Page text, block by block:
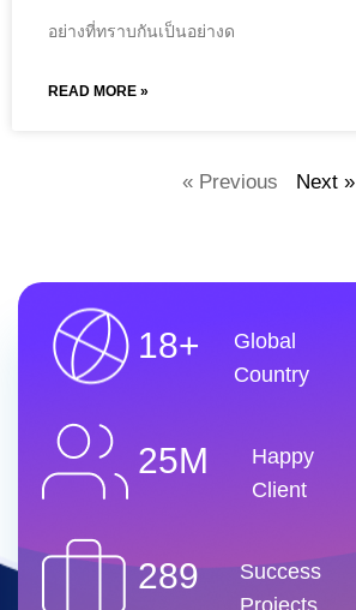
อย่างที่ทราบกันเป็นอย่างด
READ MORE »
« Previous Next »
18+
Global
Country
25M
Happy
Client
289
Success